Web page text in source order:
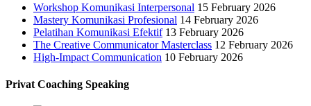
Workshop Komunikasi Interpersonal 15 February 2026
Mastery Komunikasi Profesional 14 February 2026
Pelatihan Komunikasi Efektif 13 February 2026
The Creative Communicator Masterclass 12 February 2026
High-Impact Communication 10 February 2026
Privat Coaching Speaking